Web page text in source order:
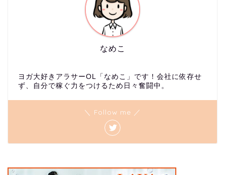
なめこ
ヨガ大好きアラサーOL「なめこ」です！会社に依存せ
ず、自分で稼ぐ力をつけるため日々奮闘中。
＼ Follow me ／